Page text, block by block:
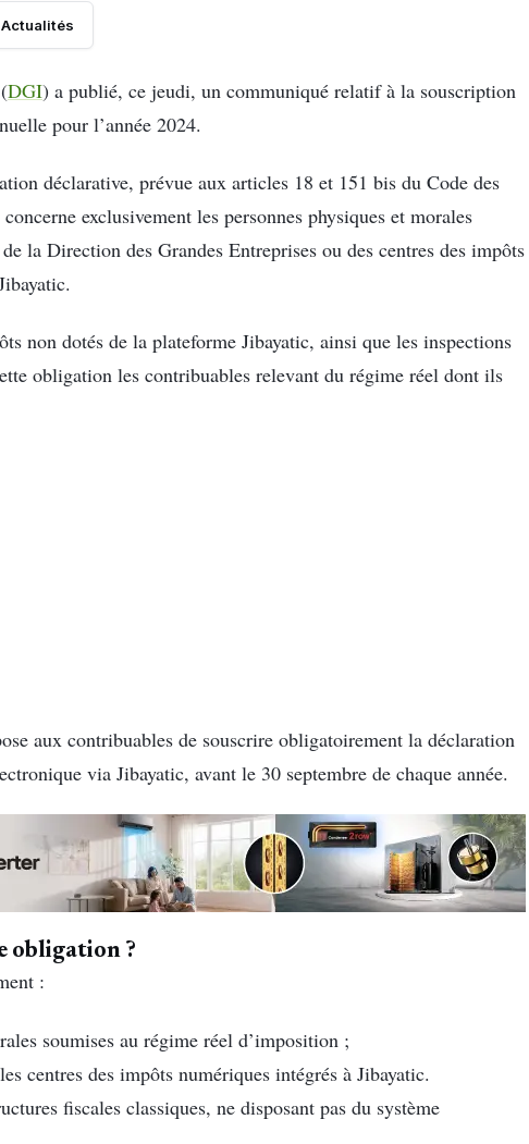
DGI) a publié, ce jeudi, un communiqué relatif à la souscription
pour l’année 2024.
déclarative, prévue aux articles 18 et 151 bis du Code des
exclusivement les personnes physiques et morales
la Direction des Grandes Entreprises ou des centres des impôts
non dotés de la plateforme Jibayatic, ainsi que les inspections
obligation les contribuables relevant du régime réel dont ils
aux contribuables de souscrire obligatoirement la déclaration
via Jibayatic, avant le 30 septembre de chaque année.
obligation ?
:
soumises au régime réel d’imposition ;
centres des impôts numériques intégrés à Jibayatic.
fiscales classiques, ne disposant pas du système